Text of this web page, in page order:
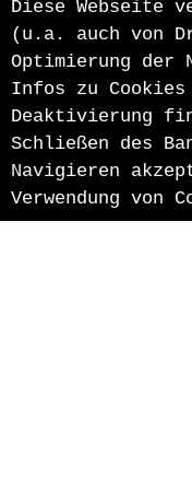
Diese Webseite
(u.a. auch von
Optimierung der
Infos zu Cookies
Deaktivierung
Schließen des
Navigieren
Verwendung von